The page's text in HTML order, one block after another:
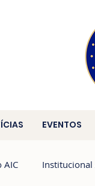
EVENTOS
AIC Institucional